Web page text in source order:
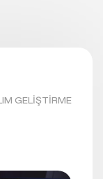
GELIŞTIRME